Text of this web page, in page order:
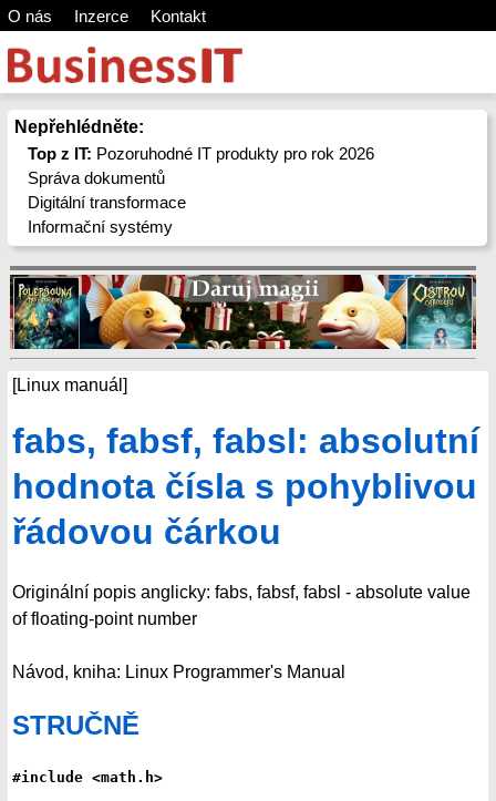
O nás Inzerce Kontakt
Nepřehlédněte:
Top z IT: Pozoruhodné IT produkty pro rok 2026
Správa dokumentů
Digitální transformace
Informační systémy
[Linux manuál]
fabs, fabsf, fabsl: absolutní
hodnota čísla s pohyblivou
řádovou čárkou
Originální popis anglicky: fabs, fabsf, fabsl - absolute value
of floating-point number
Návod, kniha: Linux Programmer's Manual
STRUČNĚ
#include <math.h>